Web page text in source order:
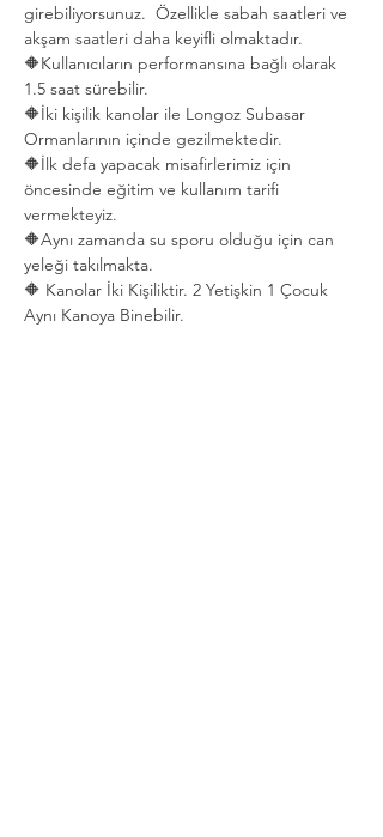
girebiliyorsunuz.  Özellikle sabah saatleri ve
akşam saatleri daha keyifli olmaktadır.
🔶Kullanıcıların performansına bağlı olarak
1.5 saat sürebilir.
🔶İki kişilik kanolar ile Longoz Subasar
Ormanlarının içinde gezilmektedir.
🔶İlk defa yapacak misafirlerimiz için
öncesinde eğitim ve kullanım tarifi
vermekteyiz.
🔶Aynı zamanda su sporu olduğu için can
yeleği takılmakta.
🔶 Kanolar İki Kişiliktir. 2 Yetişkin 1 Çocuk
Aynı Kanoya Binebilir.